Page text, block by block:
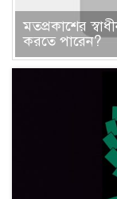
মতপ্রকাশের
করতে পারেন?